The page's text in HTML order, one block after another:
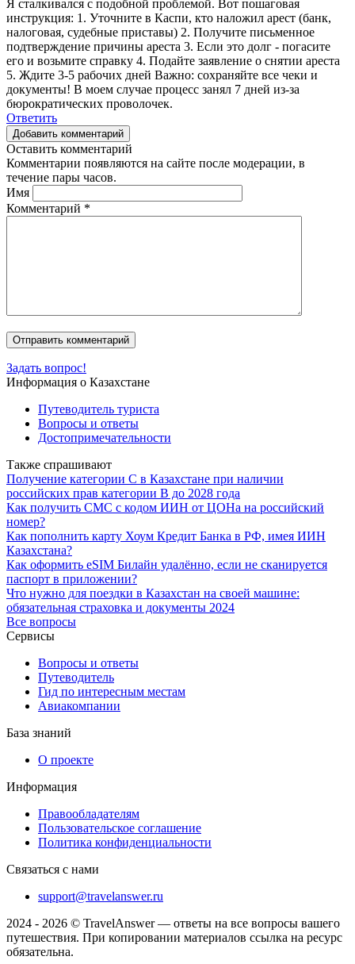
Я сталкивался с подобной проблемой. Вот пошаговая
инструкция: 1. Уточните в Каспи, кто наложил арест (банк,
налоговая, судебные приставы) 2. Получите письменное
подтверждение причины ареста 3. Если это долг - погасите
его и возьмите справку 4. Подайте заявление о снятии ареста
5. Ждите 3-5 рабочих дней Важно: сохраняйте все чеки и
документы! В моем случае процесс занял 7 дней из-за
бюрократических проволочек.
Ответить
Добавить комментарий
Оставить комментарий
Комментарии появляются на сайте после модерации, в
течение пары часов.
Имя
Комментарий *
Задать вопрос!
Информация о Казахстане
Путеводитель туриста
Вопросы и ответы
Достопримечательности
Также спрашивают
Получение категории C в Казахстане при наличии
российских прав категории B до 2028 года
Как получить СМС с кодом ИИН от ЦОНа на российский
номер?
Как пополнить карту Хоум Кредит Банка в РФ, имея ИИН
Казахстана?
Как оформить eSIM Билайн удалённо, если не сканируется
паспорт в приложении?
Что нужно для поездки в Казахстан на своей машине:
обязательная страховка и документы 2024
Все вопросы
Сервисы
Вопросы и ответы
Путеводитель
Гид по интересным местам
Авиакомпании
База знаний
О проекте
Информация
Правообладателям
Пользовательское соглашение
Политика конфиденциальности
Связаться с нами
support@travelanswer.ru
2024 - 2026 © TravelAnswer — ответы на все вопросы вашего
путешествия. При копировании материалов ссылка на ресурс
обязательна.